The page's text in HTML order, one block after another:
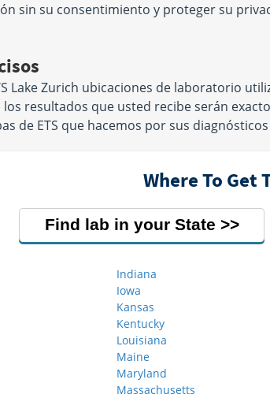
sin su consentimiento y proteger su
Lake Zurich ubicaciones de laboratorio
resultados que usted recibe serán
de ETS que hacemos por sus
Where To Get
Find lab in your State
Indiana
Iowa
Kansas
Kentucky
Louisiana
Maine
Maryland
Massachusetts